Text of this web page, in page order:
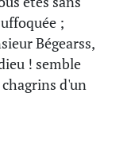
;
Bégearss,
! semble
d'un